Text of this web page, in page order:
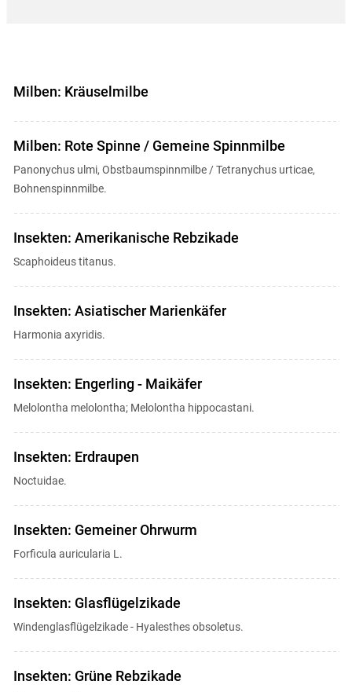
Milben: Kräuselmilbe
Milben: Rote Spinne / Gemeine Spinnmilbe
Panonychus ulmi, Obstbaumspinnmilbe / Tetranychus urticae,
Bohnenspinnmilbe.
Insekten: Amerikanische Rebzikade
Scaphoideus titanus.
Insekten: Asiatischer Marienkäfer
Harmonia axyridis.
Insekten: Engerling - Maikäfer
Melolontha melolontha; Melolontha hippocastani.
Insekten: Erdraupen
Noctuidae.
Insekten: Gemeiner Ohrwurm
Forficula auricularia L.
Insekten: Glasflügelzikade
Windenglasflügelzikade - Hyalesthes obsoletus.
Insekten: Grüne Rebzikade